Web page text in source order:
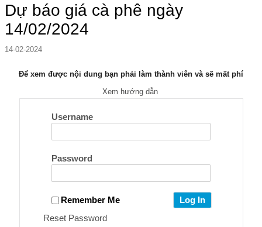
Dự báo giá cà phê ngày
14/02/2024
14-02-2024
Để xem được nội dung bạn phải làm thành viên và sẽ mất phí
Xem hướng dẫn
Username
Password
Remember Me
Reset Password